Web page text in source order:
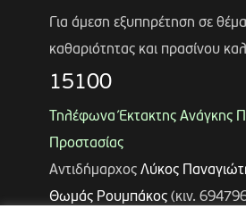
Για άμεση εξυπηρέτηση σε
καθαριότητας και πρασίνου
15100
Τηλέφωνα Έκτακτης Ανάγκης
Προστασίας
Αντιδήμαρχος Λύκος
Θωμάς Ρουμπάκος(κιν.